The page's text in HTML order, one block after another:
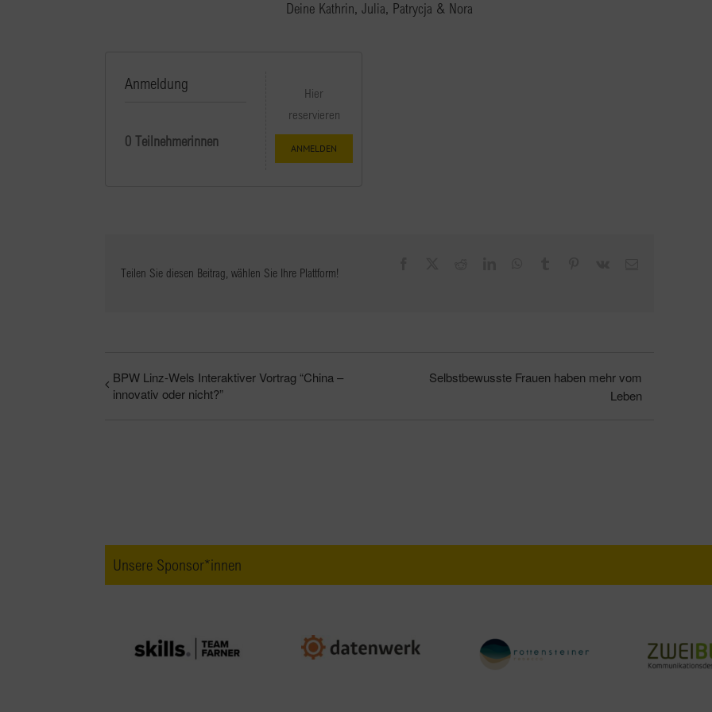
Deine Kathrin, Julia, Patrycja & Nora
Anmeldung
0
Hier
reservieren
Teilen Sie diesen Beitrag, wählen Sie Ihre Plattform!
BPW Linz-Wels Interaktiver Vortrag “China –
innovativ oder nicht?”
Selbstbewusste Frauen haben mehr vom
Leben
Unsere Sponsor*innen